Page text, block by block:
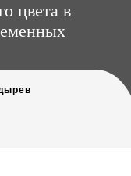
цвета в